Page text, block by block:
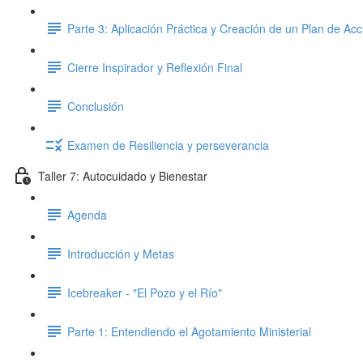
Parte 3: Aplicación Práctica y Creación de un Plan de
Cierre Inspirador y Reflexión Final
Conclusión
Examen de Resiliencia y perseverancia
Taller 7: Autocuidado y Bienestar
Agenda
Introducción y Metas
Icebreaker - "El Pozo y el Río"
Parte 1: Entendiendo el Agotamiento Ministerial